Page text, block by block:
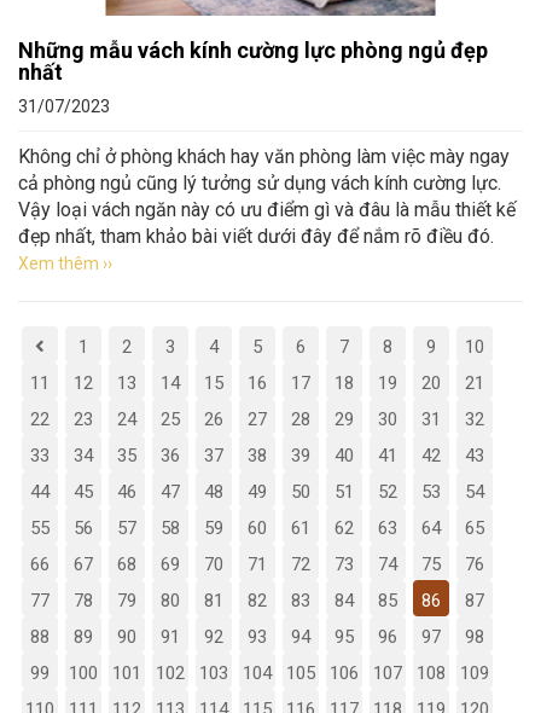
Những mẫu vách kính cường lực phòng ngủ đẹp
nhất
31/07/2023
Không chỉ ở phòng khách hay văn phòng làm việc mày ngay
cả phòng ngủ cũng lý tưởng sử dụng vách kính cường lực.
Vậy loại vách ngăn này có ưu điểm gì và đâu là mẫu thiết kế
đẹp nhất, tham khảo bài viết dưới đây để nắm rõ điều đó.
Xem thêm ››
1 2 3 4 5 6 7 8 9
10
11
12 13 14 15 16 17 18 19 20
21
22
23 24 25 26 27 28 29 30 31
32
33
34 35 36 37 38 39 40 41 42
43
44
45 46 47 48 49 50 51 52 53
54
55
56 57 58 59 60 61 62 63 64
65
66
67 68 69 70 71 72 73 74 75
76
77
78 79 80 81 82 83 84 85 86
87
88
89 90 91 92 93 94 95 96 97
98
99
100 101 102 103 104 105 106 107 108
109